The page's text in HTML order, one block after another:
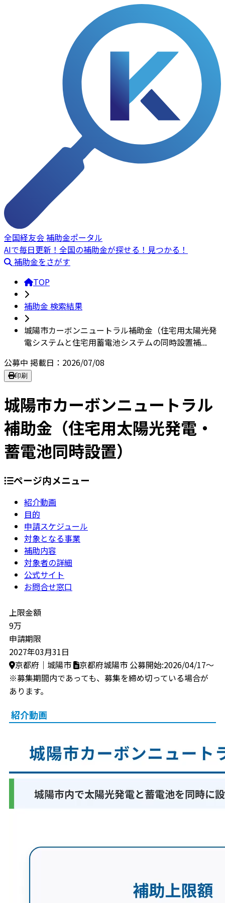
全国経友会 補助金ポータル
AIで毎日更新！全国の補助金が探せる！見つかる！
補助金をさがす
TOP
補助金 検索結果
城陽市カーボンニュートラル補助金（住宅用太陽光発
電システムと住宅用蓄電池システムの同時設置補...
公募中 掲載日：2026/07/08
印刷
城陽市カーボンニュートラル
補助金（住宅用太陽光発電・
蓄電池同時設置）
ページ内メニュー
紹介動画
目的
申請スケジュール
対象となる事業
補助内容
対象者の詳細
公式サイト
お問合せ窓口
上限金額
9万
申請期限
2027年03月31日
京都府｜城陽市
京都府城陽市 公募開始:2026/04/17～
※募集期間内であっても、募集を締め切っている場合が
あります。
紹介動画